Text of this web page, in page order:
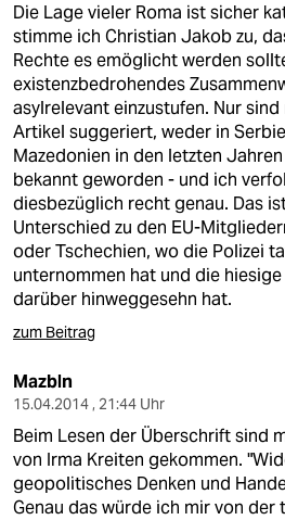
Die Lage vieler Roma ist sicher
stimme ich Christian Jakob zu,
Rechte es emöglicht werden
existenzbedrohendes
asylrelevant einzustufen. Nur
Artikel suggeriert, weder in
Mazedonien in den letzten
bekannt geworden - und ich
diesbezüglich recht genau. Das
Unterschied zu den EU-
oder Tschechien, wo die Polizei
unternommen hat und die
darüber hinweggesehn hat.
zum Beitrag
Mazbln
15.04.2014 , 21:44 Uhr
Beim Lesen der Überschrift sind
von Irma Kreiten gekommen.
geopolitisches Denken und
Genau das würde ich mir von der